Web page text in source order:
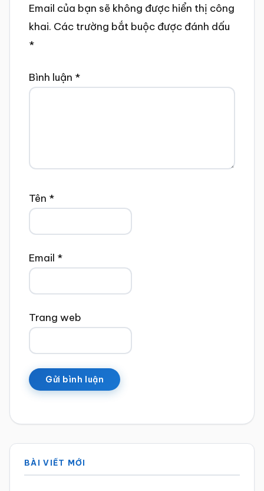
Email của bạn sẽ không được hiển thị công
khai. Các trường bắt buộc được đánh dấu
*
Bình luận *
Tên *
Email *
Trang web
Sidebar
chính
BÀI VIẾT MỚI